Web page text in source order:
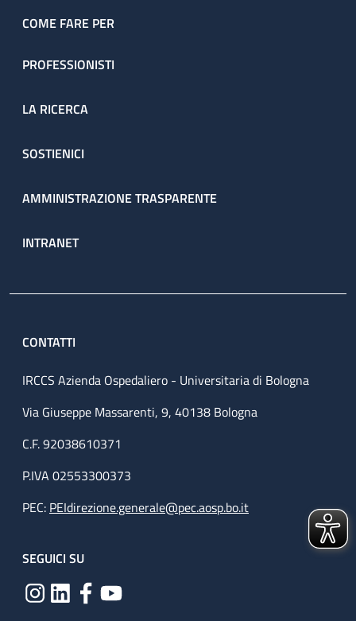
COME FARE PER
PROFESSIONISTI
LA RICERCA
SOSTIENICI
AMMINISTRAZIONE TRASPARENTE
INTRANET
CONTATTI
IRCCS Azienda Ospedaliero - Universitaria di Bologna
Via Giuseppe Massarenti, 9, 40138 Bologna
C.F. 92038610371
P.IVA 02553300373
PEC: PEIdirezione.generale@pec.aosp.bo.it
SEGUICI SU